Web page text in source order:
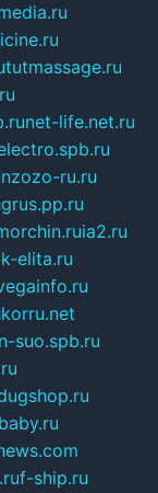
tutmassage.ru
net-life.net.ru
ru.ru
ia2.ru
elita.ru
korru.net
suo.spb.ru
f-ship.ru